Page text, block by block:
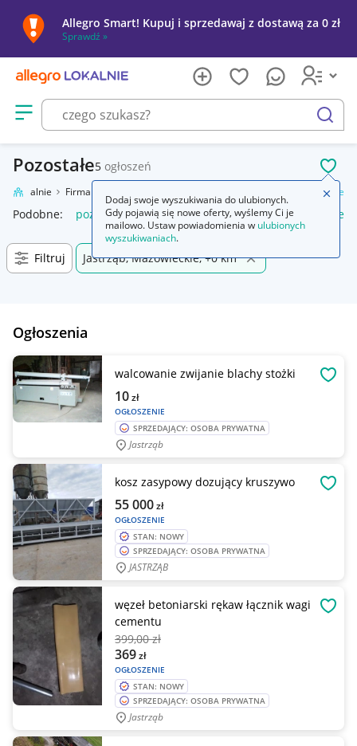
Allegro Smart! Kupuj i sprzedawaj z dostawą za 0 zł
Sprawdź »
Otwórz menu z kategoriami
szukaj
Pozostałe5 ogłoszeń
Lokalnie Firma i usługi Pozostałe
Podobne: pozostałe łóżka pozostałe pozostałe miasta i
Filtruj Jastrząb, Mazowieckie, +0 km
Ogłoszenia
walcowanie zwijanie blachy stożki
OGŁOSZENIE
10zł
SPRZEDAJĄCY: OSOBA PRYWATNA
Jastrząb
kosz zasypowy dozujący kruszywo
OGŁOSZENIE
55 000zł
STAN: NOWY
SPRZEDAJĄCY: OSOBA PRYWATNA
JASTRZĄB
węzeł betoniarski rękaw łącznik wagi
cementu
399,00 zł
OGŁOSZENIE
369zł
STAN: NOWY
SPRZEDAJĄCY: OSOBA PRYWATNA
Jastrząb
Dodaj swoje wyszukiwania do ulubionych.
Gdy pojawią się nowe oferty, wyślemy Ci je
mailowo. Ustaw powiadomienia w ulubionych
wyszukiwaniach.